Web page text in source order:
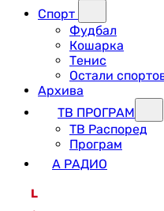
Спорт
Фудбал
Кошарка
Тенис
Остали
Архива
ТВ ПРОГРАМ
ТВ Распоред
Програм
А РАДИО
L